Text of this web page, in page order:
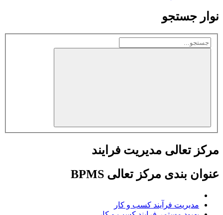
نوار جستجو
مرکز تعالی مدیریت فرایند
عنوان بندی مرکز تعالی BPMS
مدیریت فرآیند کسب و کار